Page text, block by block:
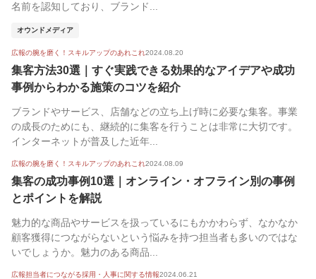
名前を認知しており、ブランド...
オウンドメディア
広報の腕を磨く！スキルアップのあれこれ2024.08.20
集客方法30選｜すぐ実践できる効果的なアイデアや成功
事例からわかる施策のコツを紹介
ブランドやサービス、店舗などの立ち上げ時に必要な集客。事業
の成長のためにも、継続的に集客を行うことは非常に大切です。
インターネットが普及した近年...
広報の腕を磨く！スキルアップのあれこれ2024.08.09
集客の成功事例10選｜オンライン・オフライン別の事例
とポイントを解説
魅力的な商品やサービスを扱っているにもかかわらず、なかなか
顧客獲得につながらないという悩みを持つ担当者も多いのではな
いでしょうか。魅力のある商品...
広報担当者につながる採用・人事に関する情報2024.06.21